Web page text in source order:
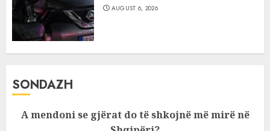
AUGUST 6, 2026
SONDAZH
A mendoni se gjërat do të shkojnë më mirë në